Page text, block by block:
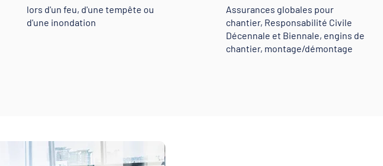
lors d'un feu, d'une tempête ou
d'une inondation
Assurances globales pour
chantier, Responsabilité Civile
Décennale et Biennale, engins de
chantier, montage/démontage